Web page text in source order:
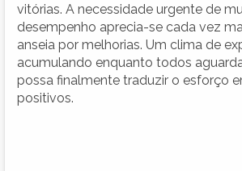
vitórias. A necessidade urgente de
desempenho aprecia-se cada vez
anseia por melhorias. Um clima de
acumulando enquanto todos
possa finalmente traduzir o esforço
positivos.